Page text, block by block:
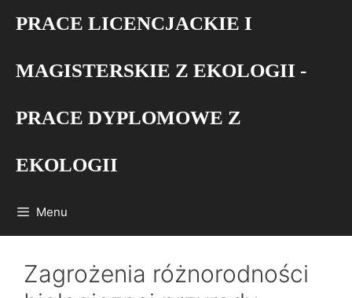
PRACE LICENCJACKIE I
MAGISTERSKIE Z EKOLOGII -
PRACE DYPLOMOWE Z
EKOLOGII
Menu
Zagrożenia różnorodności